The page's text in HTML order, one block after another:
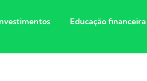
Educação financeira